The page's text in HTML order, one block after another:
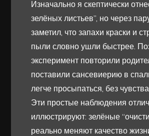
Изначально я скептически
зелёных листьев”, но через
заметил, что запахи краски и
пыли словно ушли быстрее.
эксперимент повторили
поставили сансевиерию в
легче просыпаться, без
Эти простые наблюдения
иллюстрируют: зелёные
реально меняют качество